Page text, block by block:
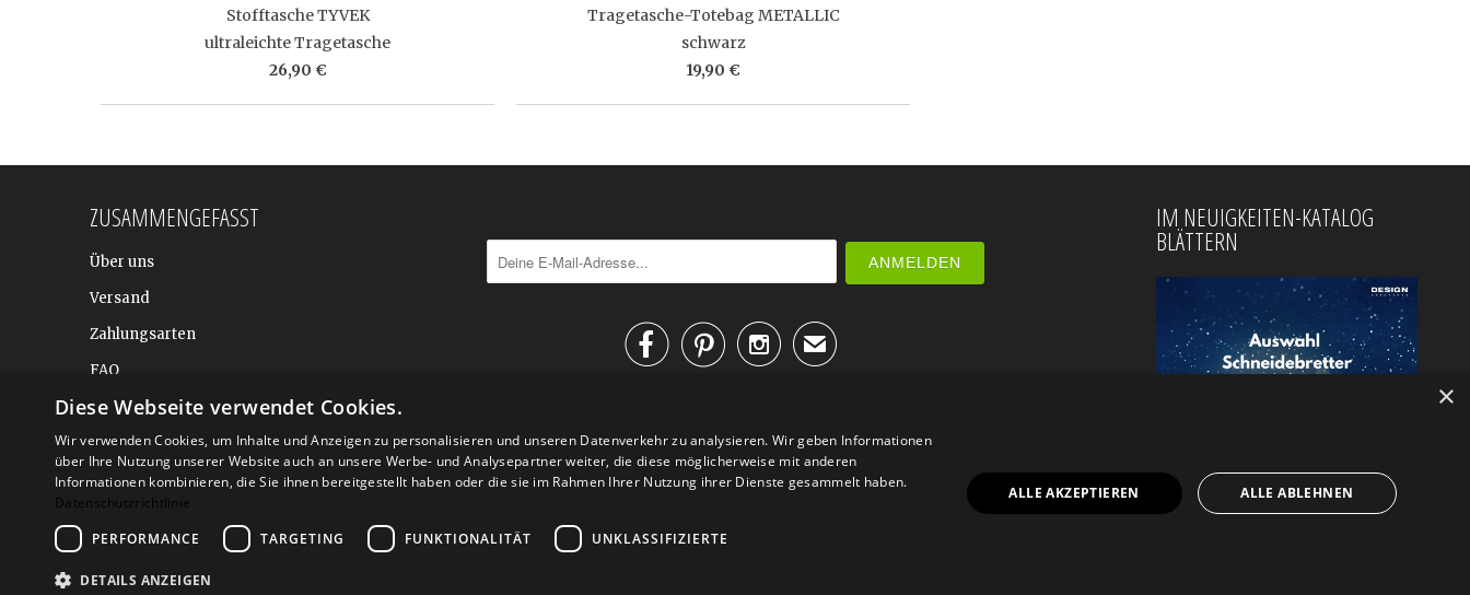
Stofftasche TYVEK
ultraleichte Tragetasche
26,90 €
Tragetasche-Totebag METALLIC
schwarz
19,90 €
ZUSAMMENGEFASST
Über uns
Versand
Zahlungsarten
FAQ
BALTIC DESIGN SHOP
✉
IM NEUIGKEITEN-KATALOG
BLÄTTERN
© 2026
×
Diese Webseite verwendet Cookies.
Wir verwenden Cookies, um Inhalte und Anzeigen zu personalisieren und unseren Datenverkehr zu analysieren. Wir geben Informationen
über Ihre Nutzung unserer Website auch an unsere Werbe- und Analysepartner weiter, die diese möglicherweise mit anderen
Informationen kombinieren, die Sie ihnen bereitgestellt haben oder die sie im Rahmen Ihrer Nutzung ihrer Dienste gesammelt haben.
Datenschutzrichtlinie
PERFORMANCE
TARGETING FUNKTIONALITÄT UNKLASSIFIZIERTE
DETAILS ANZEIGEN
ALLE AKZEPTIEREN ALLE ABLEHNEN